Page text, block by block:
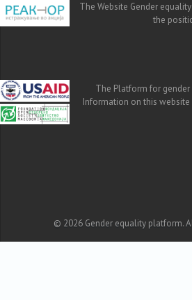
The Website Gender
the
The Platform for gender
Information on this
© 2026 Gender equality platform.